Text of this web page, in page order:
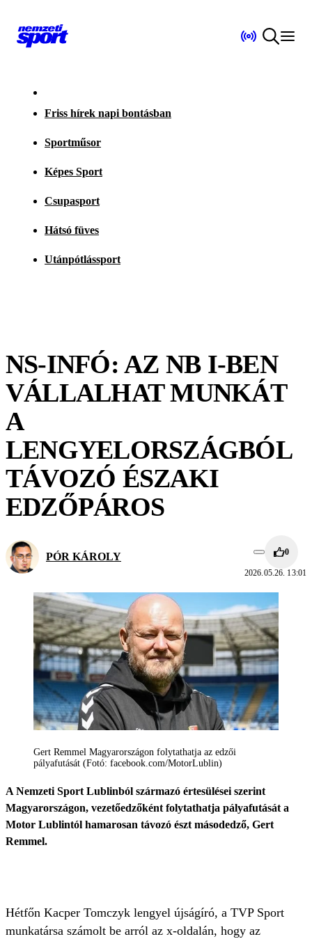
Friss hírek napi bontásban
Sportműsor
Képes Sport
Csupasport
Hátsó füves
Utánpótlássport
NS-INFÓ: AZ NB I-BEN
VÁLLALHAT MUNKÁT
A
LENGYELORSZÁGBÓL
TÁVOZÓ ÉSZAKI
EDZŐPÁROS
PÓR KÁROLY 0
2026.05.26. 13:01
Gert Remmel Magyarországon folytathatja az edzői
pályafutását (Fotó: facebook.com/MotorLublin)
A Nemzeti Sport Lublinból származó értesülései szerint
Magyarországon, vezetőedzőként folytathatja pályafutását a
Motor Lublintól hamarosan távozó észt másodedző, Gert
Remmel.
Hétfőn Kacper Tomczyk lengyel újságíró, a TVP Sport
munkatársa számolt be arról az x-oldalán, hogy az